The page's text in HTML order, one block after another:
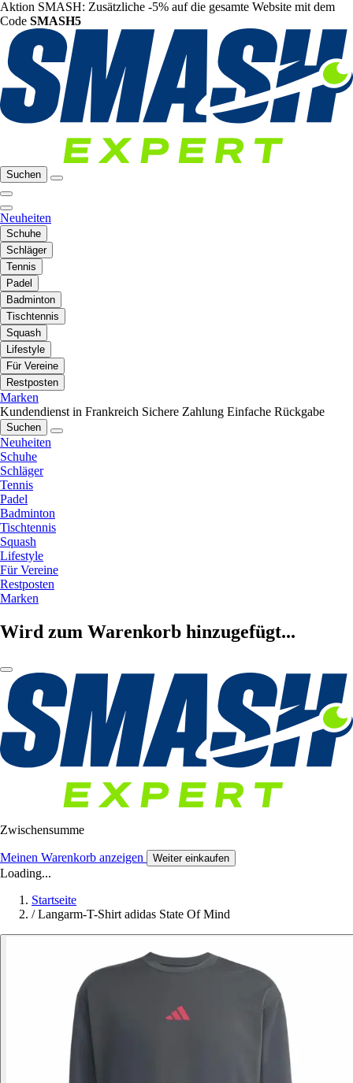
Aktion SMASH: Zusätzliche -5% auf die gesamte Website mit dem
Code SMASH5
Suchen
Neuheiten
Schuhe
Schläger
Tennis
Padel
Badminton
Tischtennis
Squash
Lifestyle
Für Vereine
Restposten
Marken
Kundendienst in Frankreich Sichere Zahlung Einfache Rückgabe
Suchen
Neuheiten
Schuhe
Schläger
Tennis
Padel
Badminton
Tischtennis
Squash
Lifestyle
Für Vereine
Restposten
Marken
Wird zum Warenkorb hinzugefügt...
Zwischensumme
Meinen Warenkorb anzeigen Weiter einkaufen
Loading...
Startseite
/ Langarm-T-Shirt adidas State Of Mind